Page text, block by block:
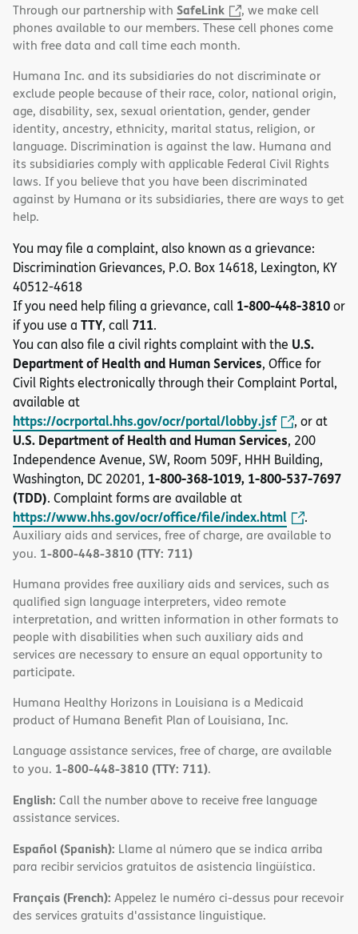
Through our partnership with SafeLink
, we make cell
phones available to our members. These cell phones come
with free data and call time each month.
Humana Inc. and its subsidiaries do not discriminate or
exclude people because of their race, color, national origin,
age, disability, sex, sexual orientation, gender, gender
identity, ancestry, ethnicity, marital status, religion, or
language. Discrimination is against the law. Humana and
its subsidiaries comply with applicable Federal Civil Rights
laws. If you believe that you have been discriminated
against by Humana or its subsidiaries, there are ways to get
help.
You may file a complaint, also known as a grievance:
Discrimination Grievances, P.O. Box 14618, Lexington, KY
40512-4618
If you need help filing a grievance, call 1-800-448-3810or
if you use a TTY, call 711.
You can also file a civil rights complaint with the U.S.
Department of Health and Human Services, Office for
Civil Rights electronically through their Complaint Portal,
available at
https://ocrportal.hhs.gov/ocr/portal/lobby.jsf , or at
U.S. Department of Health and Human Services, 200
Independence Avenue, SW, Room 509F, HHH Building,
Washington, DC 20201, 1-800-368-1019, 1-800-537-7697
(TDD). Complaint forms are available at
https://www.hhs.gov/ocr/office/file/index.html .
Auxiliary aids and services, free of charge, are available to
you. 1-800-448-3810 (TTY: 711)
Humana provides free auxiliary aids and services, such as
qualified sign language interpreters, video remote
interpretation, and written information in other formats to
people with disabilities when such auxiliary aids and
services are necessary to ensure an equal opportunity to
participate.
Humana Healthy Horizons in Louisiana is a Medicaid
product of Humana Benefit Plan of Louisiana, Inc.
Language assistance services, free of charge, are available
to you. 1-800-448-3810 (TTY: 711).
English: Call the number above to receive free language
assistance services.
Español (Spanish): Llame al número que se indica arriba
para recibir servicios gratuitos de asistencia lingüística.
Français (French): Appelez le numéro ci-dessus pour recevoir
des services gratuits d'assistance linguistique.